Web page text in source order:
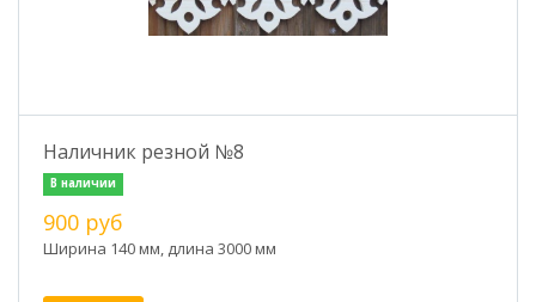
Наличник резной №8
В наличии
900 руб
Ширина 140 мм, длина 3000 мм